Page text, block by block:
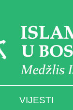
VIJESTI